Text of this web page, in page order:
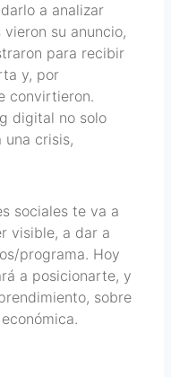
a analizar
su anuncio,
para recibir
y, por
convirtieron.
digital no solo
crisis,
sociales te va a
visible, a dar a
programa. Hoy
a posicionarte, y
sobre